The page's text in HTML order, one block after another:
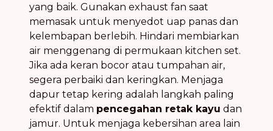
yang baik. Gunakan exhaust fan saat
memasak untuk menyedot uap panas dan
kelembapan berlebih. Hindari membiarkan
air menggenang di permukaan kitchen set.
Jika ada keran bocor atau tumpahan air,
segera perbaiki dan keringkan. Menjaga
dapur tetap kering adalah langkah paling
efektif dalam pencegahan retak kayu dan
jamur. Untuk menjaga kebersihan area lain